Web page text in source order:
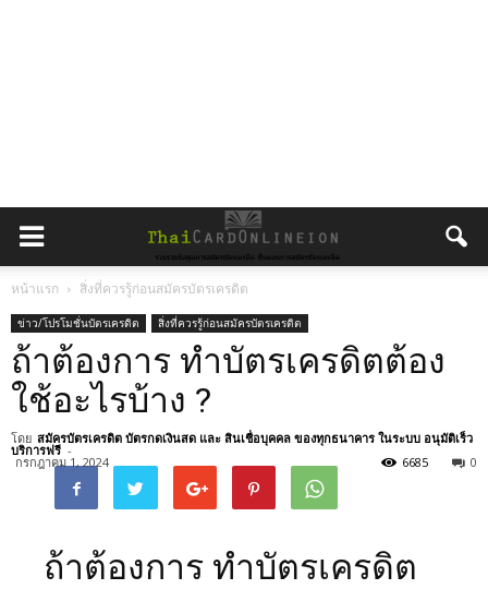
หน้าแรก สิ่งที่ควรรู้ก่อนสมัครบัตรเครดิต
ข่าว/โปรโมชั่นบัตรเครดิต สิ่งที่ควรรู้ก่อนสมัครบัตรเครดิต
ถ้าต้องการ ทําบัตรเครดิตต้อง
ใช้อะไรบ้าง ?
โดย สมัครบัตรเครดิต บัตรกดเงินสด และ สินเชื่อบุคคล ของทุกธนาคาร ในระบบ อนุมัติเร็ว
บริการฟรี -
กรกฎาคม 1, 2024 0
6685
ถ้าต้องการ ทําบัตรเครดิต